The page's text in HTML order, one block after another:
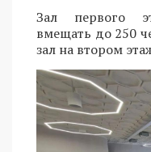
Зал первого
вмещать до 250
зал на втором